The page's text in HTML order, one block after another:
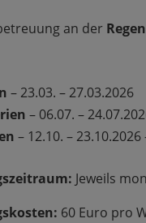
an der
– 23.03. – 27.03.2026
– 06.07. –
– 12.10. – 23.10.2026
Jeweils
60 Euro pro